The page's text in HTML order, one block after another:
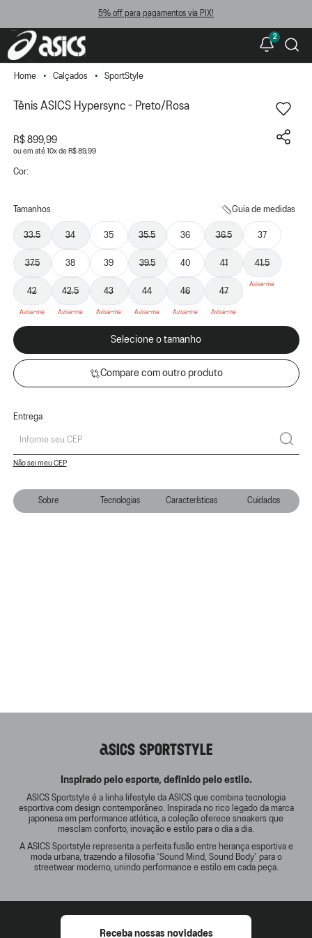
5% off para pagamentos via PIX!
2
Sobre Tecnologias Características Cuidados
Calçados SportStyle
Tênis ASICS Hypersync - Preto/Rosa
R$ 899,99
ou 10xde R$ 89,99
Cor:
Tamanhos Guia de medidas
33.5 34 35 35.5 36 36.5 37
37.5 38 39 39.5 40 41 41.5
42 42.5 43 44 46 47
Selecione o tamanho
Compare com outro produto
Entrega
Não sei meu CEP
ASICS SPORTSTYLE
Inspirado pelo esporte, definido pelo estilo.
ASICS Sportstyle é a linha lifestyle da ASICS que combina tecnologia
esportiva com design contemporâneo. Inspirada no rico legado da marca
japonesa em performance atlética, a coleção oferece sneakers que
mesclam conforto, inovação e estilo para o dia a dia.
A ASICS Sportstyle representa a perfeita fusão entre herança esportiva e
moda urbana, trazendo a filosofia 'Sound Mind, Sound Body' para o
streetwear moderno, unindo performance e estilo em cada peça.
Receba nossas novidades